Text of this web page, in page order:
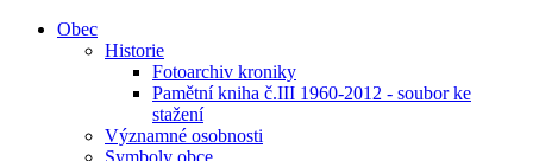
Obec
Historie
Fotoarchiv kroniky
Pamětní kniha č.III 1960-2012 - soubor ke
stažení
Významné osobnosti
Symboly obce